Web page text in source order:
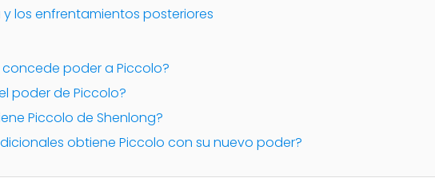
los enfrentamientos posteriores
concede poder a Piccolo?
poder de Piccolo?
Piccolo de Shenlong?
obtiene Piccolo con su nuevo poder?